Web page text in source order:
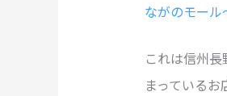
ながのモー
これは信州
まっているお